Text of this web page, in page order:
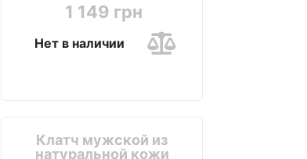
1 149 грн
Нет в наличии
Клатч мужской из
натуральной кожи